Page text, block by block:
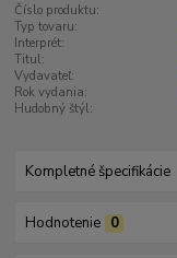
Číslo produktu:
Typ tovaru:
Interprét:
Titul:
Vydavateľ:
Rok vydania:
Hudobný štýl:
Kompletné špecifikácie
Hodnotenie 0